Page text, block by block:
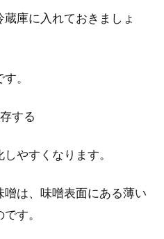
庫に入れておきましょ
。
する
やすくなります。
は、味噌表面にある薄い
す。